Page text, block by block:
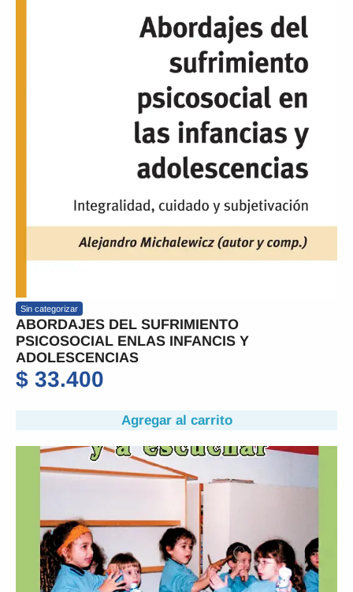
Sin categorizar
ABORDAJES DEL SUFRIMIENTO
PSICOSOCIAL ENLAS INFANCIS Y
ADOLESCENCIAS
$ 33.400
Agregar al carrito